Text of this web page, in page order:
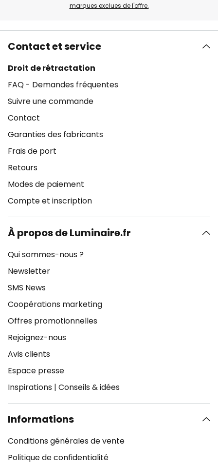
marques exclues de l'offre.
Contact et service
Droit de rétractation
FAQ - Demandes fréquentes
Suivre une commande
Contact
Garanties des fabricants
Frais de port
Retours
Modes de paiement
Compte et inscription
À propos de Luminaire.fr
Qui sommes-nous ?
Newsletter
SMS News
Coopérations marketing
Offres promotionnelles
Rejoignez-nous
Avis clients
Espace presse
Inspirations | Conseils & idées
Informations
Conditions générales de vente
Politique de confidentialité